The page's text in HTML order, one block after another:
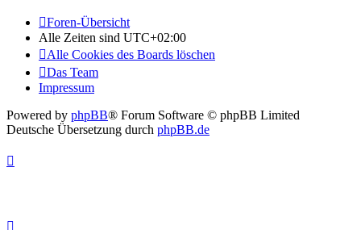
Foren-Übersicht
Alle Zeiten sind UTC+02:00
Alle Cookies des Boards löschen
Das Team
Impressum
Powered by phpBB® Forum Software © phpBB Limited
Deutsche Übersetzung durch phpBB.de